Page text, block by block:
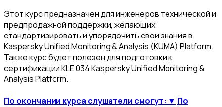
Этот курс предназначен для инженеров технической и
предпродажной поддержки, желающих
стандартизировать и упорядочить свои знания в
Kaspersky Unified Monitoring & Analysis (KUMA) Platform.
Также курс будет полезен для подготовки к
сертификации KLE 034 Kaspersky Unified Monitoring &
Analysis Platform.
По окончании курса слушатели смогут: ▼ По